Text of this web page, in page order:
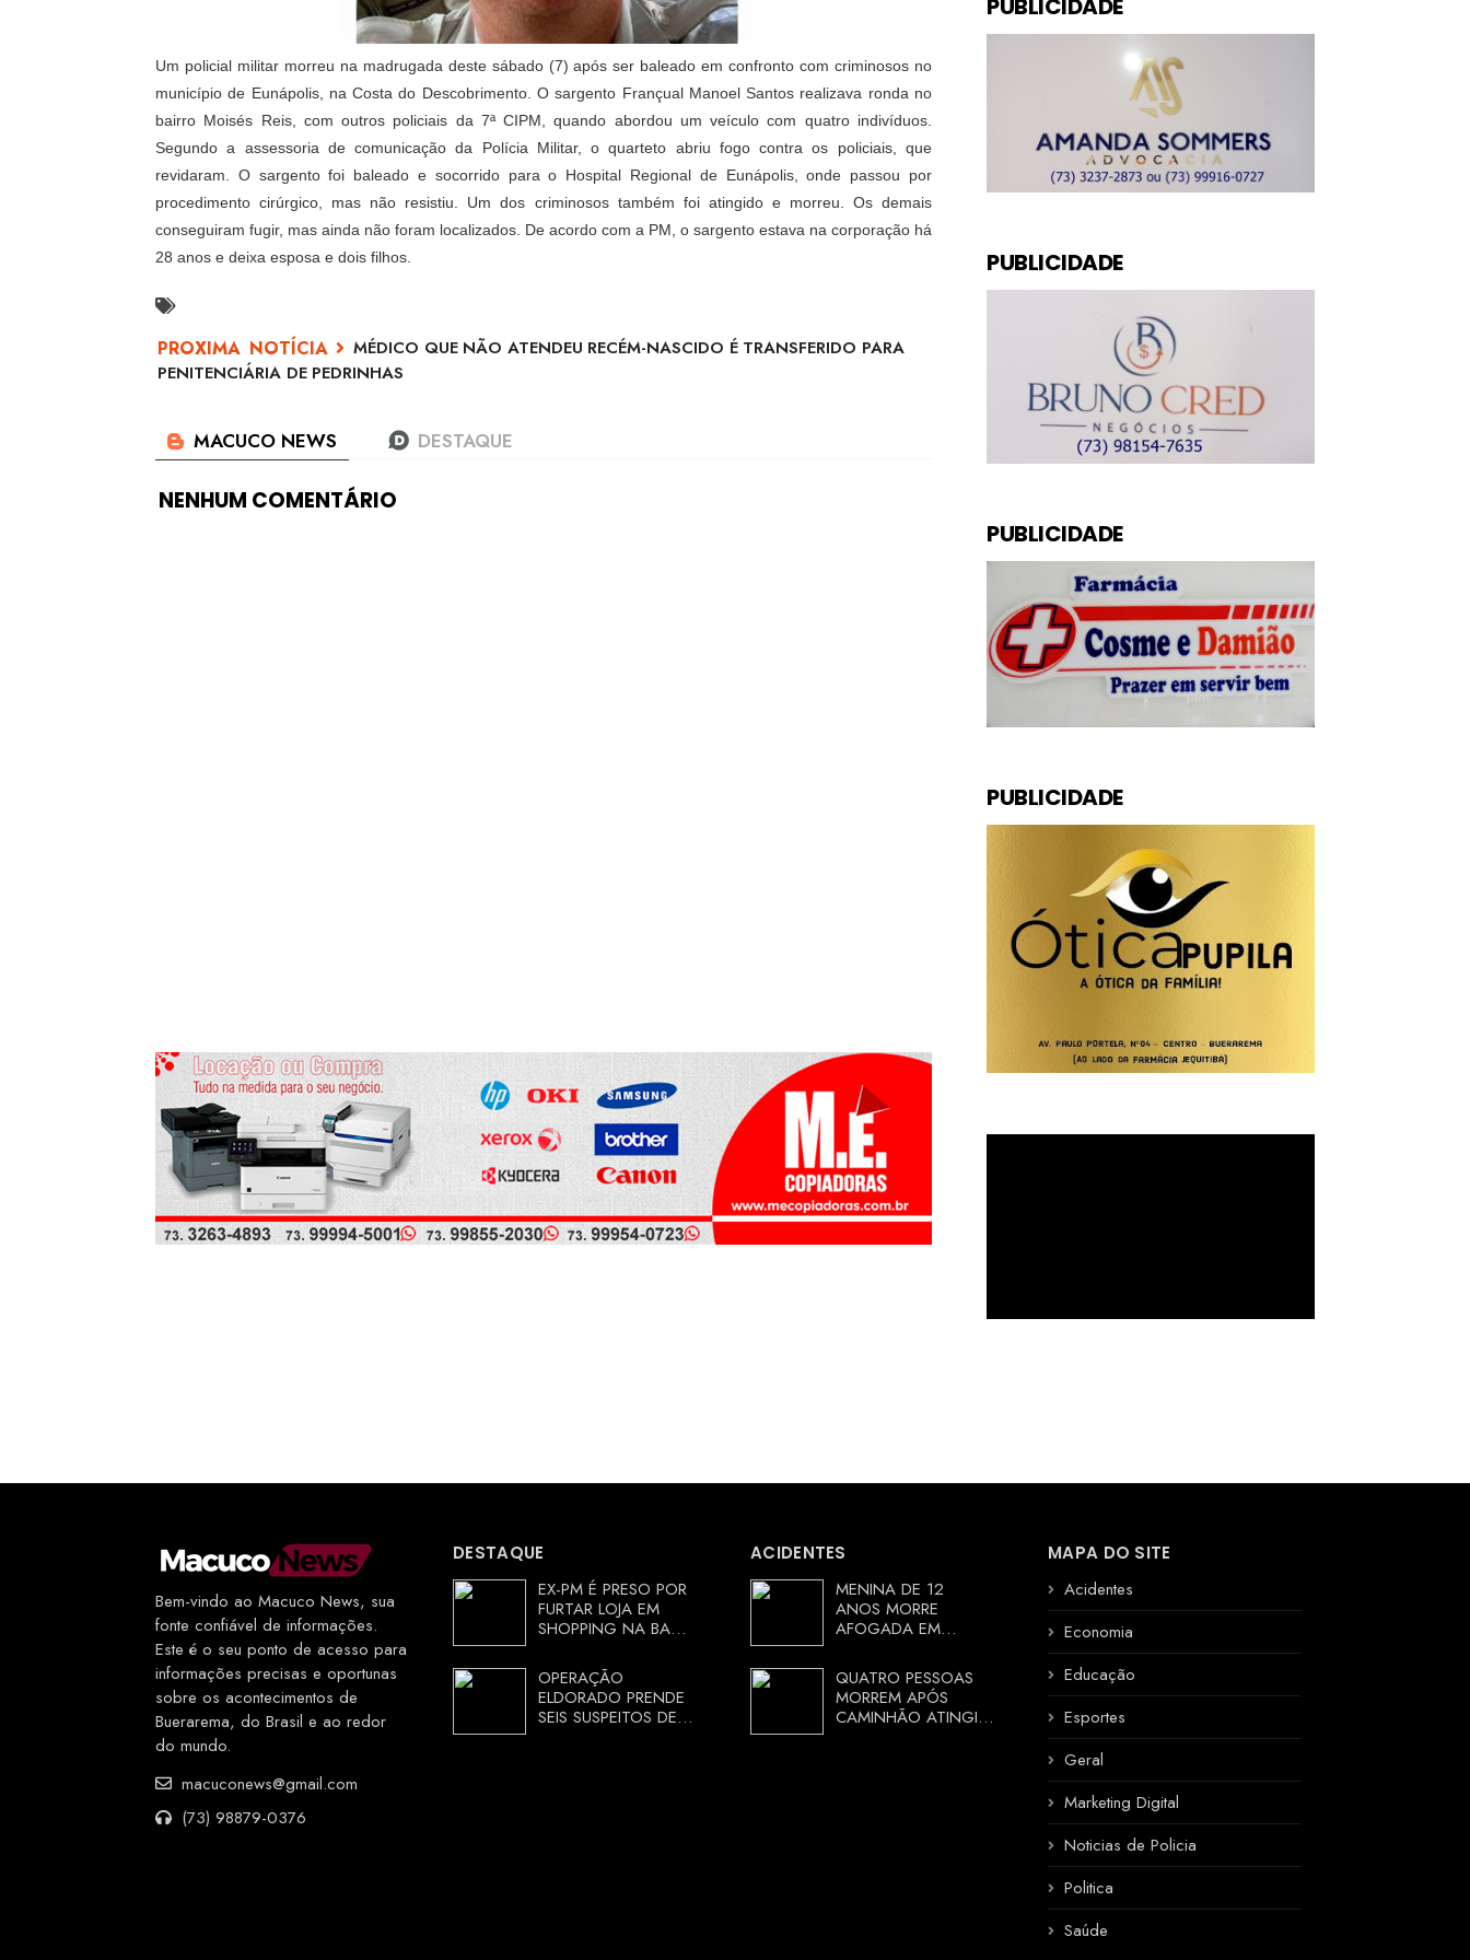
Um policial militar morreu na madrugada deste sábado (7) após ser baleado em confronto com criminosos no
município de Eunápolis, na Costa do Descobrimento. O sargento Françual Manoel Santos realizava ronda no
bairro Moisés Reis, com outros policiais da 7ª CIPM, quando abordou um veículo com quatro indivíduos.
Segundo a assessoria de comunicação da Polícia Militar, o quarteto abriu fogo contra os policiais, que
revidaram. O sargento foi baleado e socorrido para o Hospital Regional de Eunápolis, onde passou por
procedimento cirúrgico, mas não resistiu. Um dos criminosos também foi atingido e morreu. Os demais
conseguiram fugir, mas ainda não foram localizados. De acordo com a PM, o sargento estava na corporação há
28 anos e deixa esposa e dois filhos.
MÉDICO QUE NÃO ATENDEU RECÉM-NASCIDO É TRANSFERIDO PARA
PENITENCIÁRIA DE PEDRINHAS
NENHUM COMENTÁRIO
PUBLICIDADE
PUBLICIDADE
PUBLICIDADE
PUBLICIDADE
Bem-vindo ao Macuco News, sua
fonte confiável de informações.
Este é o seu ponto de acesso para
informações precisas e oportunas
sobre os acontecimentos de
Buerarema, do Brasil e ao redor
do mundo.
macuconews@gmail.com
(73) 98879-0376
DESTAQUE
EX-PM É PRESO POR
FURTAR LOJA EM
SHOPPING NA BAHIA
CORRENDO DE
DELEGACIA
OPERAÇÃO
ELDORADO PRENDE
SEIS SUSPEITOS DE
ACIDENTES
MENINA DE 12
ANOS MORRE
AFOGADA EM
RURAL DE ARACI,
BAHIA; POLÍCIA
INVESTIGA
CIRCUNSTÂNCIAS
QUATRO PESSOAS
MORREM APÓS
CAMINHÃO ATINGIR
MAPA DO SITE
Acidentes
Economia
Educação
Esportes
Geral
Marketing Digital
Noticias de Policia
Politica
Saúde